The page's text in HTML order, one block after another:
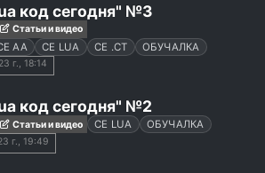
код сегодня" №3
Статьи и видео
AA CE LUA CE .CT ОБУЧАЛКА
г., 18:14
код сегодня" №2
Статьи и видео CE LUA ОБУЧАЛКА
г., 19:49